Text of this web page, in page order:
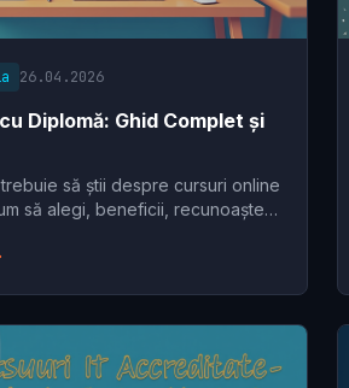
26.04.2026
Diplomă: Ghid Complet și
să știi despre cursuri online
să alegi, beneficii, recunoaștere